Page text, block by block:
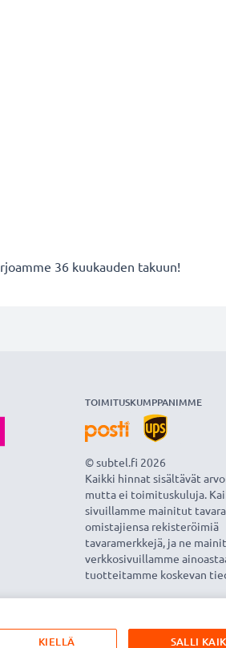
36 kuukauden takuun!
TOIMITUSKUMPPANIMME
© subtel.fi 2026
Kaikki hinnat sisältävät
mutta ei toimituskuluja.
sivuillamme mainitut
omistajiensa rekisteröimiä
tavaramerkkejä, ja ne
verkkosivuillamme
tuotteitamme koskevan
SALLI
KIELLÄ